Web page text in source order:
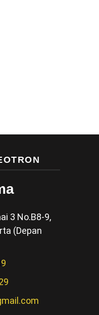
3 No.B8-9,
(Depan